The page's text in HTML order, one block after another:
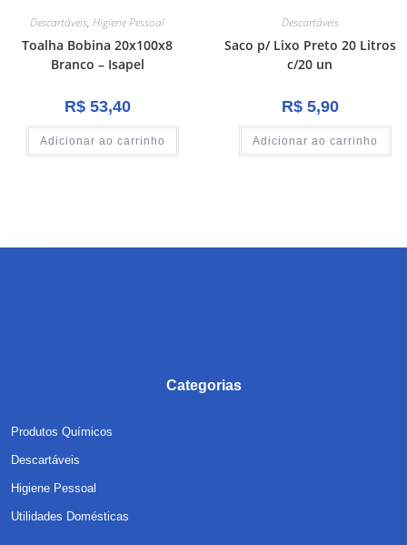
Descartáveis, Higiene Pessoal
Toalha Bobina 20x100x8
Branco – Isapel
R$53,40
Adicionar ao carrinho
Descartáveis
Saco p/ Lixo Preto 20 Litros
c/20 un
R$5,90
Adicionar ao carrinho
Categorias
Produtos Químicos
Descartáveis
Higiene Pessoal
Utilidades Domésticas